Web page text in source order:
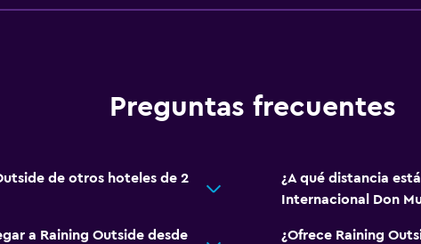
Preguntas frecuentes
de otros hoteles de 2
¿A qué distancia
Internacional Don
a Raining Outside desde
¿Ofrece Raining